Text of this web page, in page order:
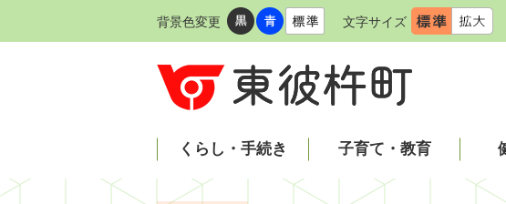
背景色変更 文字サイズ
くらし・手続き 子育て・教育